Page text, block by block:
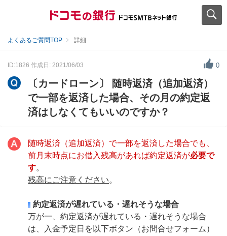
よくあるご質問TOP 詳細
ID:1826 作成日: 2021/06/03 0
〔カードローン〕 随時返済（追加返済）
で一部を返済した場合、その月の約定返
済はしなくてもいいのですか？
随時返済（追加返済）で一部を返済した場合でも、
前月末時点にお借入残高があれば約定返済が必要で
す。
残高にご注意ください。
約定返済が遅れている・遅れそうな場合
万が一、約定返済が遅れている・遅れそうな場合
は、入金予定日を以下ボタン（お問合せフォーム）